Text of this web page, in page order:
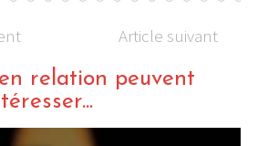
Article suivant
relation peuvent